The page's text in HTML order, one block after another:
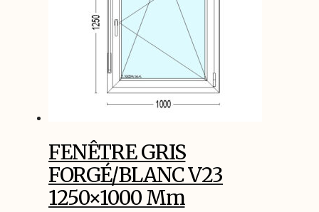
FENÊTRE GRIS
FORGÉ/BLANC V23
1250×1000 Mm